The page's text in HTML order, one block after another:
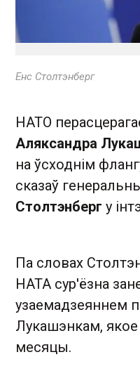
Енс Столтэнберг
НАТО
Аляксандра
на ўсходнім
сказаў
Столтэнберг у
Па словах
НАТА сур'ёзна
узаемадзеяннем
Лукашэнкам, якое
месяцы.